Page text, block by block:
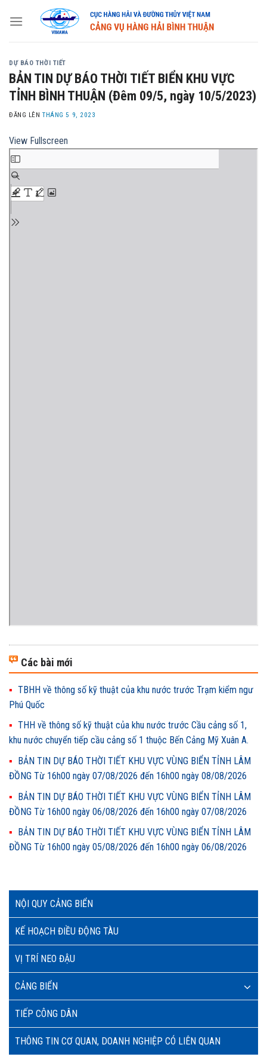
NỘI QUY CẢNG BIỂN
KẾ HOẠCH ĐIỀU ĐỘNG TÀU
VỊ TRÍ NEO ĐẬU
CẢNG BIỂN
TIẾP CÔNG DÂN
THÔNG TIN CƠ QUAN, DOANH NGHIỆP CÓ LIÊN QUAN
DỰ BÁO THỜI TIẾT
BẢN TIN DỰ BÁO THỜI TIẾT BIỂN KHU VỰC
TỈNH BÌNH THUẬN (Đêm 09/5, ngày 10/5/2023)
ĐĂNG LÊNTHÁNG 5 9, 2023
View Fullscreen
Các bài mới
TBHH về thông số kỹ thuật của khu nước trước Trạm kiểm ngư
Phú Quốc
THH về thông số kỹ thuật của khu nước trước Cầu cảng số 1,
khu nước chuyển tiếp cầu cảng số 1 thuộc Bến Cảng Mỹ Xuân A.
BẢN TIN DỰ BÁO THỜI TIẾT KHU VỰC VÙNG BIỂN TỈNH LÂM
ĐỒNG Từ 16h00 ngày 07/08/2026 đến 16h00 ngày 08/08/2026
BẢN TIN DỰ BÁO THỜI TIẾT KHU VỰC VÙNG BIỂN TỈNH LÂM
ĐỒNG Từ 16h00 ngày 06/08/2026 đến 16h00 ngày 07/08/2026
BẢN TIN DỰ BÁO THỜI TIẾT KHU VỰC VÙNG BIỂN TỈNH LÂM
ĐỒNG Từ 16h00 ngày 05/08/2026 đến 16h00 ngày 06/08/2026